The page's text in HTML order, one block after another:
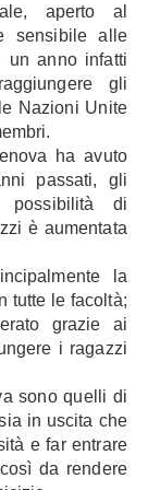
aperto al
sensibile alle
un anno infatti
gli
Nazioni Unite
ha avuto
passati, gli
di
è aumentata
la
tutte le facoltà;
grazie ai
i ragazzi
sono quelli di
in uscita che
e far entrare
da rendere